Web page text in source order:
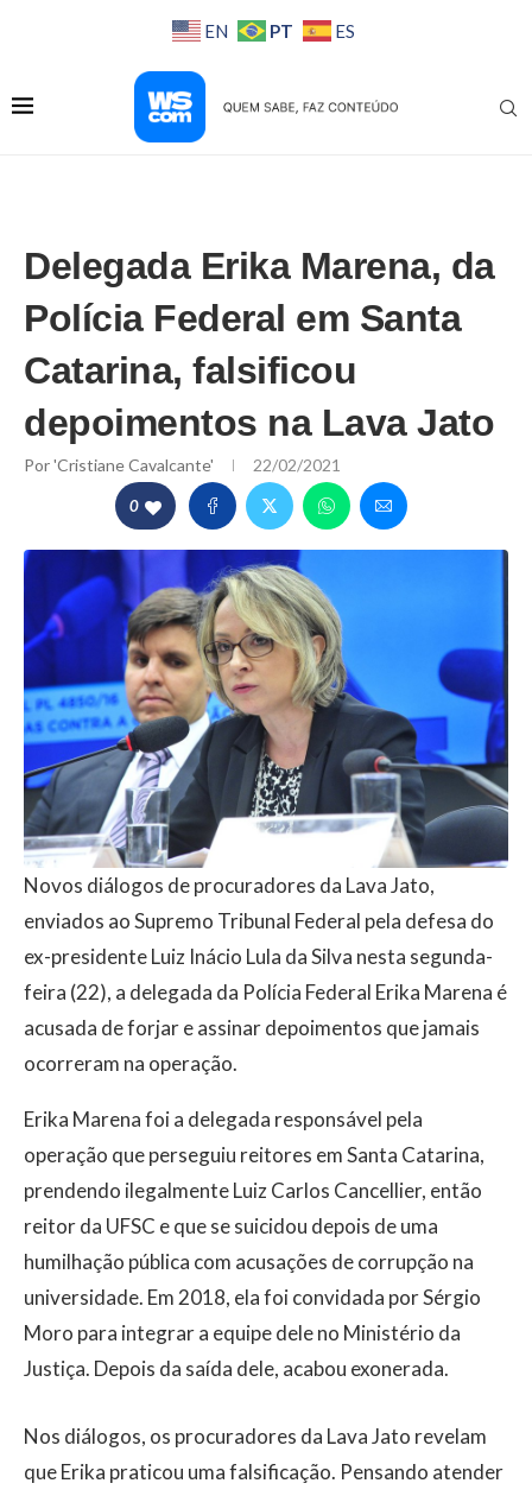
EN PT ES
Delegada Erika Marena, da
Polícia Federal em Santa
Catarina, falsificou
depoimentos na Lava Jato
Por'Cristiane Cavalcante' 22/02/2021
0
Novos diálogos de procuradores da Lava Jato,
enviados ao Supremo Tribunal Federal pela defesa do
ex-presidente Luiz Inácio Lula da Silva nesta segunda-
feira (22), a delegada da Polícia Federal Erika Marena é
acusada de forjar e assinar depoimentos que jamais
ocorreram na operação.
Erika Marena foi a delegada responsável pela
operação que perseguiu reitores em Santa Catarina,
prendendo ilegalmente Luiz Carlos Cancellier, então
reitor da UFSC e que se suicidou depois de uma
humilhação pública com acusações de corrupção na
universidade. Em 2018, ela foi convidada por Sérgio
Moro para integrar a equipe dele no Ministério da
Justiça. Depois da saída dele, acabou exonerada.
Nos diálogos, os procuradores da Lava Jato revelam
que Erika praticou uma falsificação. Pensando atender